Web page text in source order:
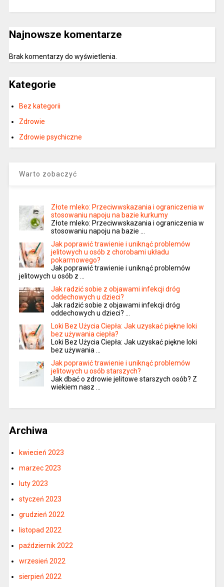
Najnowsze komentarze
Brak komentarzy do wyświetlenia.
Kategorie
Bez kategorii
Zdrowie
Zdrowie psychiczne
Warto zobaczyć
Złote mleko: Przeciwwskazania i ograniczenia w
stosowaniu napoju na bazie kurkumy
Złote mleko: Przeciwwskazania i ograniczenia w
stosowaniu napoju na bazie …
Jak poprawić trawienie i uniknąć problemów
jelitowych u osób z chorobami układu
pokarmowego?
Jak poprawić trawienie i uniknąć problemów
jelitowych u osób z …
Jak radzić sobie z objawami infekcji dróg
oddechowych u dzieci?
Jak radzić sobie z objawami infekcji dróg
oddechowych u dzieci? …
Loki Bez Użycia Ciepła: Jak uzyskać piękne loki
bez używania ciepła?
Loki Bez Użycia Ciepła: Jak uzyskać piękne loki
bez używania …
Jak poprawić trawienie i uniknąć problemów
jelitowych u osób starszych?
Jak dbać o zdrowie jelitowe starszych osób? Z
wiekiem nasz …
Archiwa
kwiecień 2023
marzec 2023
luty 2023
styczeń 2023
grudzień 2022
listopad 2022
październik 2022
wrzesień 2022
sierpień 2022